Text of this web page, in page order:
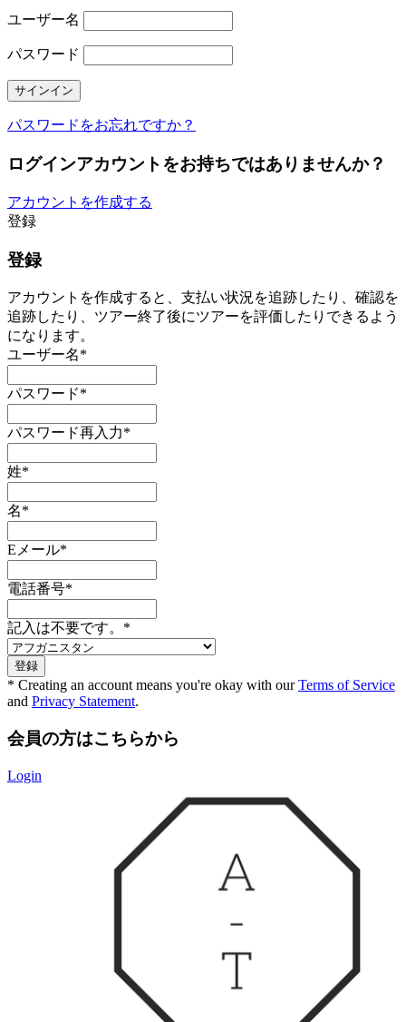
ユーザー名
パスワード
パスワードをお忘れですか？
ログインアカウントをお持ちではありませんか？
アカウントを作成する
登録
登録
アカウントを作成すると、支払い状況を追跡したり、確認を
追跡したり、ツアー終了後にツアーを評価したりできるよう
になります。
ユーザー名*
パスワード*
パスワード再入力*
姓*
名*
Eメール*
電話番号*
記入は不要です。 *
* Creating an account means you're okay with ourTerms of Service
and Privacy Statement.
会員の方はこちらから
Login